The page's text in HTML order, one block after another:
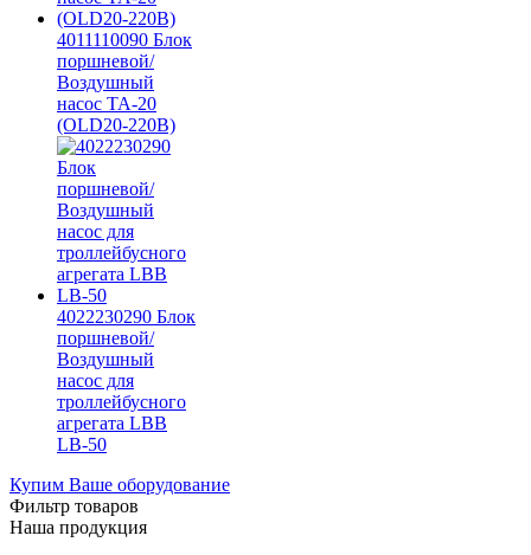
4011110090 Блок
поршневой/
Воздушный
насос ТА-20
(OLD20-220В)
4022230290 Блок
поршневой/
Воздушный
насос для
троллейбусного
агрегата LBB
LB-50
Купим Ваше оборудование
Фильтр товаров
Наша продукция